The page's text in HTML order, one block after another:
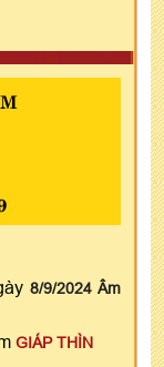
8/9/2024 Âm
GIÁP THÌN